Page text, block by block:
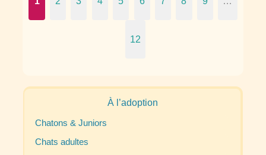
12
À l’adoption
Chatons & Juniors
Chats adultes